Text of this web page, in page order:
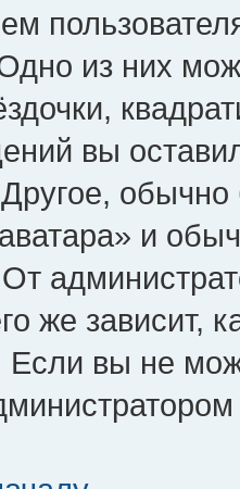
из них
вы
и
же зависит,
Если вы не